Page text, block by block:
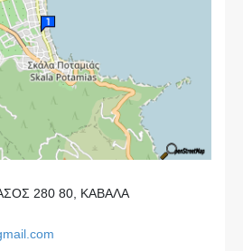
280 80, ΚΑΒΑΛΑ